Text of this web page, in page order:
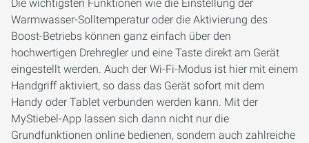
Die wichtigsten Funktionen wie die Einstellung der
Warmwasser-Solltemperatur oder die Aktivierung des
Boost-Betriebs können ganz einfach über den
hochwertigen Drehregler und eine Taste direkt am Gerät
eingestellt werden. Auch der Wi-Fi-Modus ist hier mit einem
Handgriff aktiviert, so dass das Gerät sofort mit dem
Handy oder Tablet verbunden werden kann. Mit der
MyStiebel-App lassen sich dann nicht nur die
Grundfunktionen online bedienen, sondern auch zahlreiche